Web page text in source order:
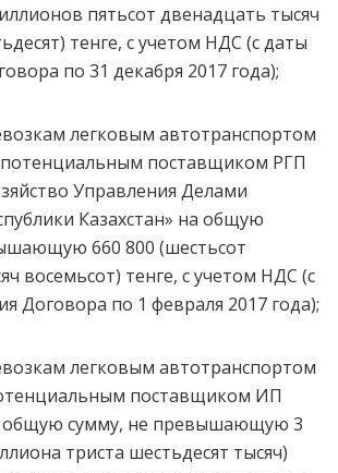
пятьсот двенадцать тысяч
тенге, с учетом НДС (с даты
по 31 декабря 2017 года);
легковым автотранспортом
потенциальным поставщиком РГП
Управления Делами
Казахстан» на общую
660 800 (шестьсот
восемьсот) тенге, c учетом НДС (с
Договора по 1 февраля 2017 года);
легковым автотранспортом
поставщиком ИП
общую сумму, не превышающую 3
триста шестьдесят тысяч)